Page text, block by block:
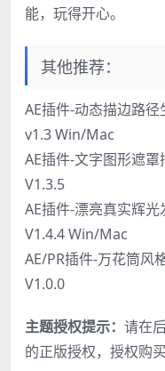
能，玩得开心。
其他推荐：
AE插件-动态描边路
v1.3 Win/Mac
AE插件-文字图形遮
V1.3.5
AE插件-漂亮真实辉
V1.4.4 Win/Mac
AE/PR插件-万花筒
V1.0.0
主题授权提示： 请在
的正版授权，授权购买